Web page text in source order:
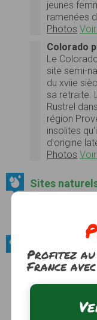
jeunes
ramenées
Photos
Colorado
Le
site semi-
du xviie
sa retraite.
Rustrel
région
insolites
d'origine
Photos
Sites
Montagne
appartient
Profitez au
France